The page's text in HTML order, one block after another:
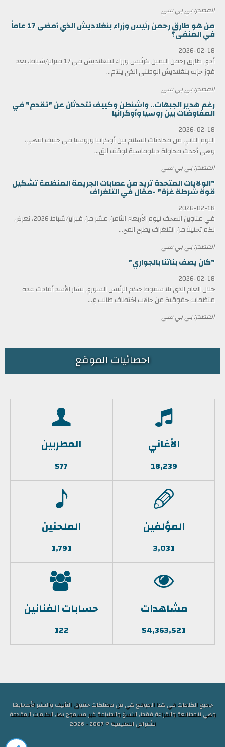
المصدر: بي بي سي
من هو طارق رحمن رئيس وزراء بنغلاديش الذي أمضى 17 عاماً
في المنفى؟
2026-02-18
أدى طارق رحمن اليمين كرئيس وزراء لبنغلاديش في 17 فبراير/شباط، بعد
فوز حزبه بنغلاديش الوطني الذي ينتم...
المصدر: بي بي سي
رغم هدير الجبهات.. واشنطن وكييف تتحدثان عن "تقدم" في
المفاوضات بين روسيا وأوكرانيا
2026-02-18
اليوم الثاني من محادثات السلام بين أوكرانيا وروسيا في جنيف انتهى،
وهي أحدث محاولة دبلوماسية لوقف الق...
المصدر: بي بي سي
"الولايات المتحدة تريد من عصابات الجريمة المنظمة تشكيل
قوة شرطة غزة" -مقال في التلغراف
2026-02-18
في عناوين الصحف ليوم الأربعاء الثامن عشر من فبراير/شباط 2026، نعرض
لكم تحليلاً من التلغراف يطرح المخ...
المصدر: بي بي سي
"كان يصف بناتنا بالجواري"
2026-02-18
خلال العام الذي تلا سقوط حكم الرئيس السوري بشار الأسد أفادت عدة
منظمات حقوقية عن حالات اختطاف طالت ع...
المصدر: بي بي سي
احصائيات الموقع
الأغاني
18,239
المطربين
577
المؤلفين
3,031
الملحنين
1,791
مشاهدات
54,363,521
حسابات الفنانين
122
جميع الكلمات في هذا الموقع هي من ممتلكات حقوق التأليف والنشر لأصحابها
وهي للمطالعة والقراءة فقط, النسخ والطباعة غير مسموح بها, الكلمات المقدمة
للأغراض التعليمية © 2007 - 2026